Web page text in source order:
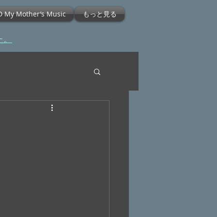
My Mother’s Music もっと見る